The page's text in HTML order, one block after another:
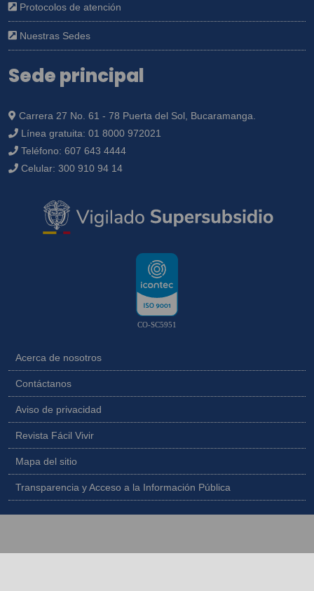
Protocolos de atención
Nuestras Sedes
Sede principal
Carrera 27 No. 61 - 78 Puerta del Sol, Bucaramanga.
Línea gratuita: 01 8000 972021
Teléfono: 607 643 4444
Celular: 300 910 94 14
CO-SC5951
Acerca de nosotros
Contáctanos
Aviso de privacidad
Revista Fácil Vivir
Mapa del sitio
Transparencia y Acceso a la Información Pública